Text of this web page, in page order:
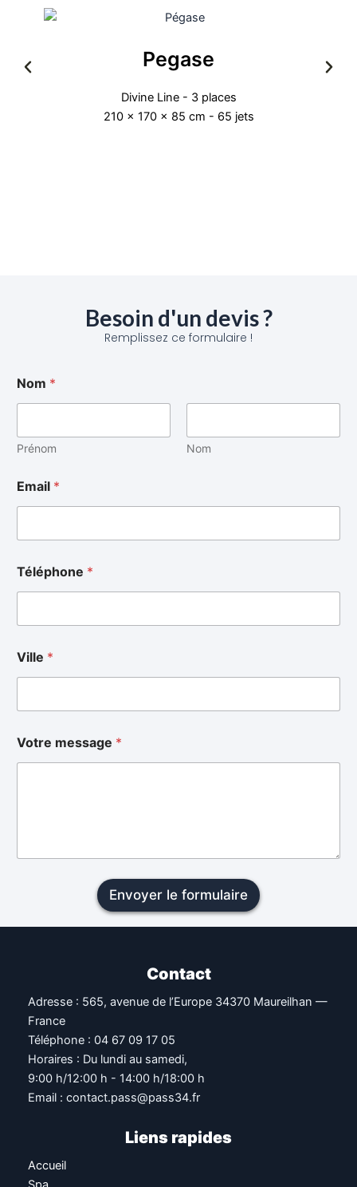
Pegase
Divine Line - 3 places
210 x 170 x 85 cm - 65 jets
Besoin d'un devis ?
Remplissez ce formulaire !
Nom *
Prénom Nom
Email *
Téléphone *
Ville *
Votre message *
Envoyer le formulaire
Contact
Adresse : 565, avenue de l’Europe 34370 Maureilhan —
France
Téléphone : 04 67 09 17 05
Horaires : Du lundi au samedi,
9:00 h/12:00 h - 14:00 h/18:00 h
Email : contact.pass@pass34.fr
Liens rapides
Accueil